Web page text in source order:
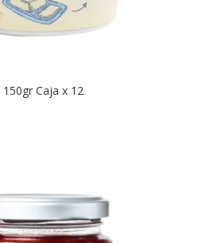
Caja x 12